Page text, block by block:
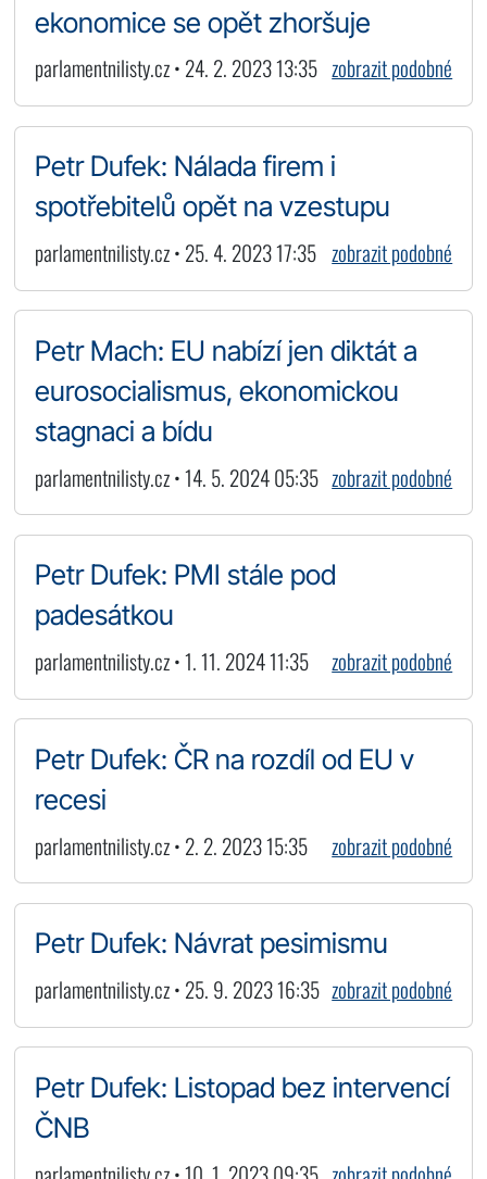
ekonomice se opět zhoršuje
parlamentnilisty.cz • 24. 2. 2023 13:35 zobrazit podobné
Petr Dufek: Nálada firem i
spotřebitelů opět na vzestupu
parlamentnilisty.cz • 25. 4. 2023 17:35 zobrazit podobné
Petr Mach: EU nabízí jen diktát a
eurosocialismus, ekonomickou
stagnaci a bídu
parlamentnilisty.cz • 14. 5. 2024 05:35 zobrazit podobné
Petr Dufek: PMI stále pod
padesátkou
parlamentnilisty.cz • 1. 11. 2024 11:35 zobrazit podobné
Petr Dufek: ČR na rozdíl od EU v
recesi
parlamentnilisty.cz • 2. 2. 2023 15:35 zobrazit podobné
Petr Dufek: Návrat pesimismu
parlamentnilisty.cz • 25. 9. 2023 16:35 zobrazit podobné
Petr Dufek: Listopad bez intervencí
ČNB